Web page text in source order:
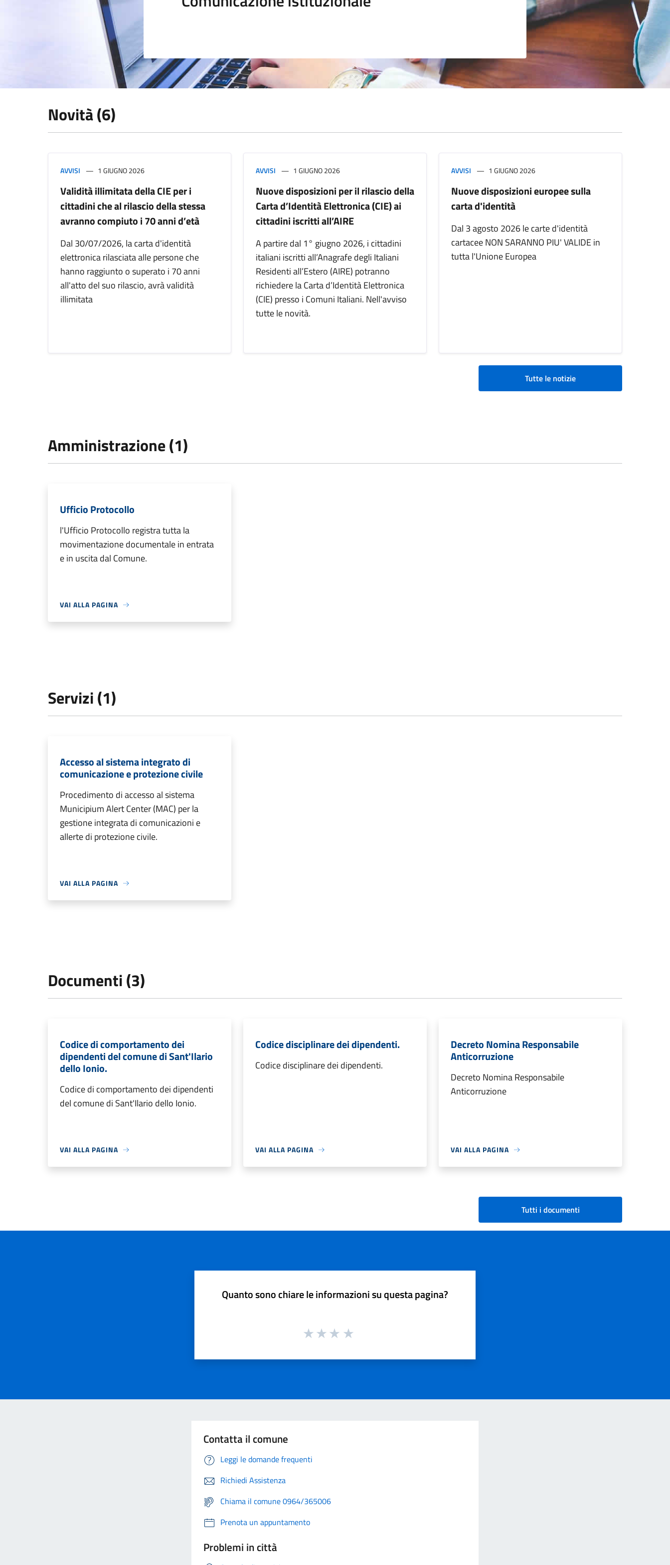
Novità (6)
AVVISI 1 GIUGNO 2026
Validità illimitata della CIE per i
cittadini che al rilascio della stessa
avranno compiuto i 70 anni d’età
Dal 30/07/2026, la carta d'identità
elettronica rilasciata alle persone che
hanno raggiunto o superato i 70 anni
all'atto del suo rilascio, avrà validità
illimitata
AVVISI 1 GIUGNO 2026
Nuove disposizioni per il rilascio della
Carta d’Identità Elettronica (CIE) ai
cittadini iscritti all’AIRE
A partire dal 1° giugno 2026, i cittadini
italiani iscritti all’Anagrafe degli Italiani
Residenti all’Estero (AIRE) potranno
richiedere la Carta d’Identità Elettronica
(CIE) presso i Comuni Italiani. Nell'avviso
tutte le novità.
AVVISI 1 GIUGNO 2026
Nuove disposizioni europee sulla
carta d'identità
Dal 3 agosto 2026 le carte d'identità
cartacee NON SARANNO PIU' VALIDE in
tutta l'Unione Europea
Tutte le notizie
Amministrazione (1)
Ufficio Protocollo
l'Ufficio Protocollo registra tutta la
movimentazione documentale in entrata
e in uscita dal Comune.
VAI ALLA PAGINA
Servizi (1)
Accesso al sistema integrato di
comunicazione e protezione civile
Procedimento di accesso al sistema
Municipium Alert Center (MAC) per la
gestione integrata di comunicazioni e
allerte di protezione civile.
VAI ALLA PAGINA
Documenti (3)
Codice di comportamento dei
dipendenti del comune di Sant'Ilario
dello Ionio.
Codice di comportamento dei dipendenti
del comune di Sant'Ilario dello Ionio.
VAI ALLA PAGINA
Codice disciplinare dei dipendenti.
Codice disciplinare dei dipendenti.
VAI ALLA PAGINA
Decreto Nomina Responsabile
Anticorruzione
Decreto Nomina Responsabile
Anticorruzione
VAI ALLA PAGINA
Tutti i documenti
Quanto sono chiare le informazioni su questa pagina?
Contatta il comune
Leggi le domande frequenti
Richiedi Assistenza
Chiama il comune 0964/365006
Prenota un appuntamento
Problemi in città